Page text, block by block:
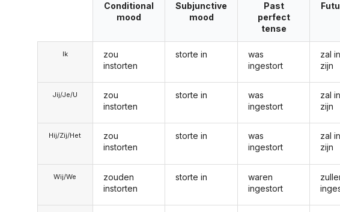
Ik
Jij/Je/U
Hij/Zij/Het
Wij/We
Conditional
mood
zou
instorten
zou
instorten
zou
instorten
zouden
instorten
Subjunctive
mood
storte in
storte in
storte in
storte in
Past
perfect
tense
was
ingestort
was
ingestort
was
ingestort
waren
ingestort
zal
zijn
zal
zijn
zal
zijn